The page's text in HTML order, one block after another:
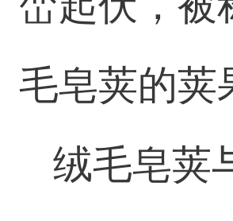
毛皂荚的荚
绒毛皂荚